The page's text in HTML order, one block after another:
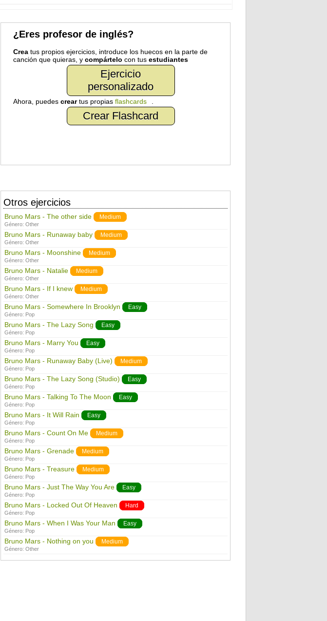
¿Eres profesor de inglés?
Creatus propios ejercicios, introduce los huecos en la parte de
canción que quieras, y compártelo con tus estudiantes
Ejercicio
personalizado
Ahora, puedes creartus propias flashcards
Crear Flashcard
Otros ejercicios
Bruno Mars - The other side Medium
Género: Other
Bruno Mars - Runaway baby Medium
Género: Other
Bruno Mars - Moonshine Medium
Género: Other
Bruno Mars - Natalie Medium
Género: Other
Bruno Mars - If I knew Medium
Género: Other
Bruno Mars - Somewhere In Brooklyn Easy
Género: Pop
Bruno Mars - The Lazy Song Easy
Género: Pop
Bruno Mars - Marry You Easy
Género: Pop
Bruno Mars - Runaway Baby (Live) Medium
Género: Pop
Bruno Mars - The Lazy Song (Studio) Easy
Género: Pop
Bruno Mars - Talking To The Moon Easy
Género: Pop
Bruno Mars - It Will Rain Easy
Género: Pop
Bruno Mars - Count On Me Medium
Género: Pop
Bruno Mars - Grenade Medium
Género: Pop
Bruno Mars - Treasure Medium
Género: Pop
Bruno Mars - Just The Way You Are Easy
Género: Pop
Bruno Mars - Locked Out Of Heaven Hard
Género: Pop
Bruno Mars - When I Was Your Man Easy
Género: Pop
Bruno Mars - Nothing on you Medium
Género: Other